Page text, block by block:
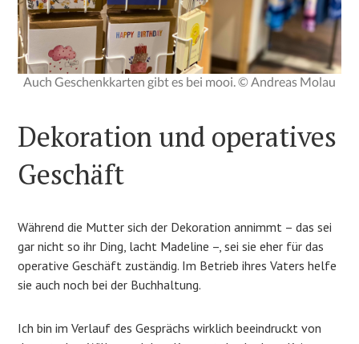
Auch Geschenkkarten gibt es bei mooi. © Andreas Molau
Dekoration und operatives
Geschäft
Während die Mutter sich der Dekoration annimmt – das sei
gar nicht so ihr Ding, lacht Madeline –, sei sie eher für das
operative Geschäft zuständig. Im Betrieb ihres Vaters helfe
sie auch noch bei der Buchhaltung.
Ich bin im Verlauf des Gesprächs wirklich beeindruckt von